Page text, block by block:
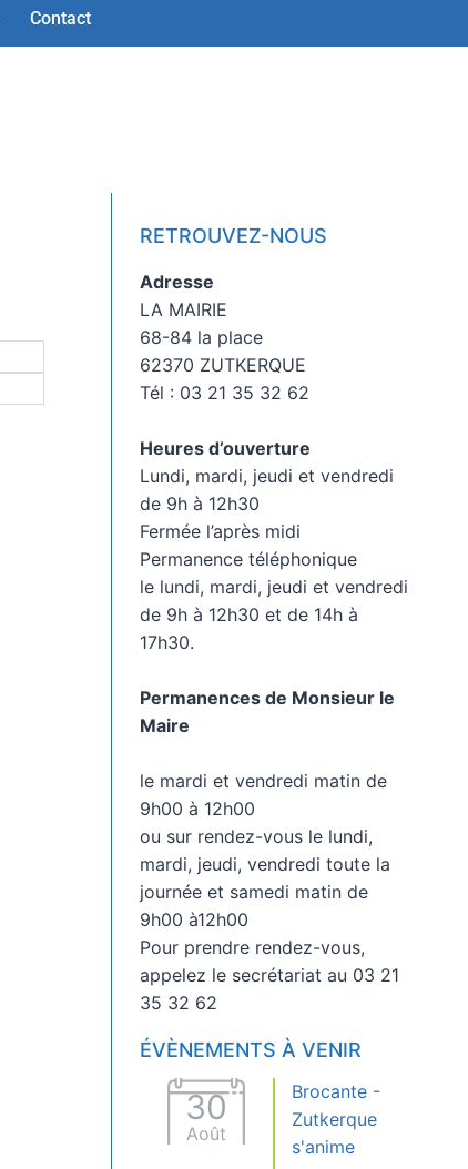
Contact
RETROUVEZ-NOUS
Adresse
LA MAIRIE
68-84 la place
62370 ZUTKERQUE
Tél : 03 21 35 32 62
Heures d’ouverture
Lundi, mardi, jeudi et vendredi
de 9h à 12h30
Fermée l’après midi
Permanence téléphonique
le lundi, mardi, jeudi et vendredi
de 9h à 12h30 et de 14h à
17h30.
Permanences de Monsieur le
Maire
le mardi et vendredi matin de
9h00 à 12h00
ou sur rendez-vous le lundi,
mardi, jeudi, vendredi toute la
journée et samedi matin de
9h00 à12h00
Pour prendre rendez-vous,
appelez le secrétariat au 03 21
35 32 62
ÉVÈNEMENTS À VENIR
30
Août
Brocante -
Zutkerque
s'anime